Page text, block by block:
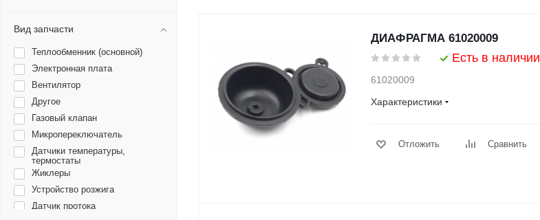
ДИАФРАГМА 61020009
Есть в наличии
61020009
Характеристики
Отложить Сравнить
Вид запчасти
Теплообменник (основной)
Электронная плата
Вентилятор
Другое
Газовый клапан
Микропереключатель
Датчики температуры,
термостаты
Жиклеры
Устройство розжига
Датчик протока